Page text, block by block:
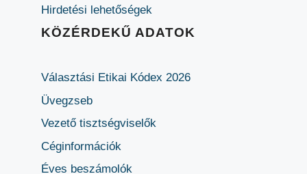
Hirdetési lehetőségek
KÖZÉRDEKŰ ADATOK
Választási Etikai Kódex 2026
Üvegzseb
Vezető tisztségviselők
Céginformációk
Éves beszámolók